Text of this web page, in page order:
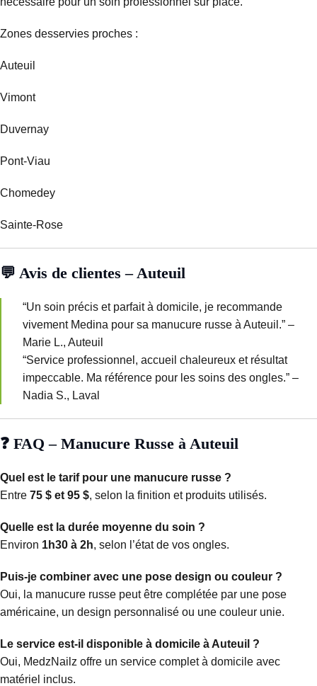
Zones desservies proches :
Auteuil
Vimont
Duvernay
Pont-Viau
Chomedey
Sainte-Rose
💬 Avis de clientes – Auteuil
“Un soin précis et parfait à domicile, je recommande
vivement Medina pour sa manucure russe à Auteuil.” –
Marie L., Auteuil
“Service professionnel, accueil chaleureux et résultat
impeccable. Ma référence pour les soins des ongles.” –
Nadia S., Laval
❓ FAQ – Manucure Russe à Auteuil
Quel est le tarif pour une manucure russe ?
Entre 75 $ et 95 $, selon la finition et produits utilisés.
Quelle est la durée moyenne du soin ?
Environ 1h30 à 2h, selon l’état de vos ongles.
Puis-je combiner avec une pose design ou couleur ?
Oui, la manucure russe peut être complétée par une pose
américaine, un design personnalisé ou une couleur unie.
Le service est-il disponible à domicile à Auteuil ?
Oui, MedzNailz offre un service complet à domicile avec
matériel inclus.